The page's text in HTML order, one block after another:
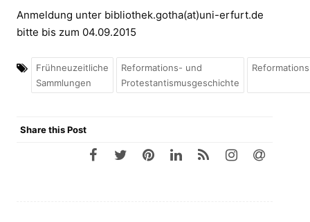
Anmeldung unter bibliothek.gotha(at)uni-erfurt.de
bitte bis zum 04.09.2015
Frühneuzeitliche
Sammlungen
Reformations- und
Protestantismusgeschichte
Share this Post